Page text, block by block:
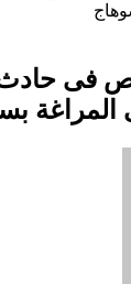
5 أشخاص فى